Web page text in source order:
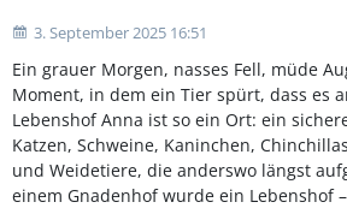
3. September 2025 16:51
Ein grauer Morgen, nasses Fell, müde
Moment, in dem ein Tier spürt, dass es
Lebenshof Anna ist so ein Ort: ein
Katzen, Schweine, Kaninchen,
und Weidetiere, die anderswo längst
einem Gnadenhof wurde ein Lebenshof